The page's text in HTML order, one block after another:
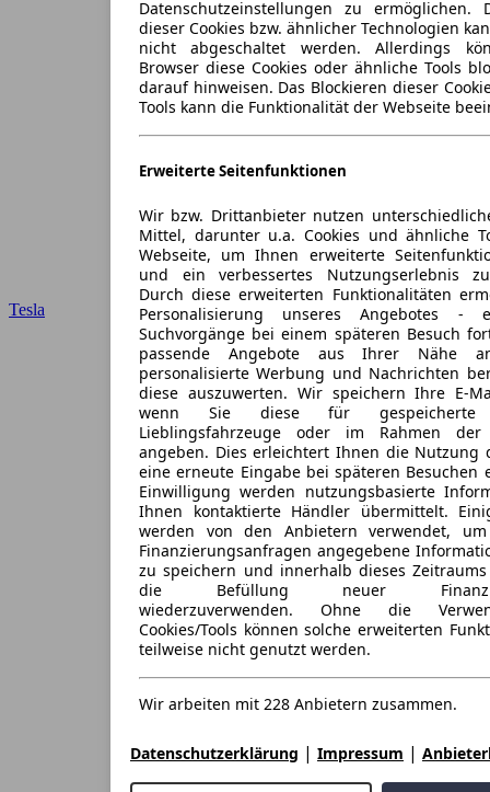
Datenschutzeinstellungen zu ermöglichen.
dieser Cookies bzw. ähnlicher Technologien
nicht abgeschaltet werden. Allerdings
Browser diese Cookies oder ähnliche Tools
darauf hinweisen. Das Blockieren dieser
Tools kann die Funktionalität der Webseite
Erweiterte Seitenfunktionen
Wir bzw. Drittanbieter nutzen
Mittel, darunter u.a. Cookies und ähnliche
Webseite, um Ihnen erweiterte
und ein verbessertes Nutzungserlebnis
Durch diese erweiterten Funktionalitäten
Personalisierung unseres Angebotes
Suchvorgänge bei einem späteren Besuch
passende Angebote aus Ihrer Nähe
personalisierte Werbung und Nachrichten
diese auszuwerten. Wir speichern Ihre E-
wenn Sie diese für gespeicherte
Lieblingsfahrzeuge oder im Rahmen der
angeben. Dies erleichtert Ihnen die Nutzung
eine erneute Eingabe bei späteren
Einwilligung werden nutzungsbasierte
Ihnen kontaktierte Händler übermittelt.
werden von den Anbietern verwendet,
Finanzierungsanfragen angegebene
zu speichern und innerhalb dieses
die Befüllung neuer
wiederzuverwenden. Ohne die
Cookies/Tools können solche erweiterten
teilweise nicht genutzt werden.
Wir arbeiten mit 228 Anbietern zusammen.
Datenschutzerklärung | Impressum |
Tesla